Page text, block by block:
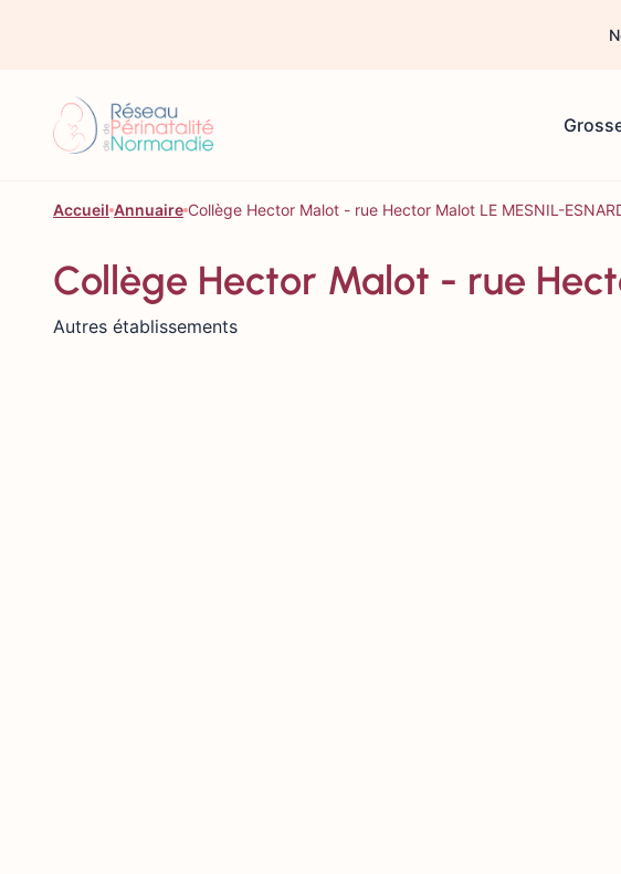
Accueil Annuaire Collège Hector Malot - rue Hector Malot LE MESNIL-
Collège Hector Malot - rue
Autres établissements